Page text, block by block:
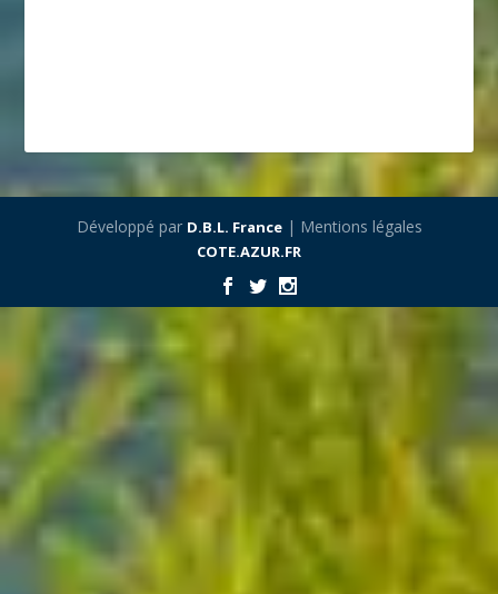
Développé par D.B.L. France| Mentions légales
COTE.AZUR.FR